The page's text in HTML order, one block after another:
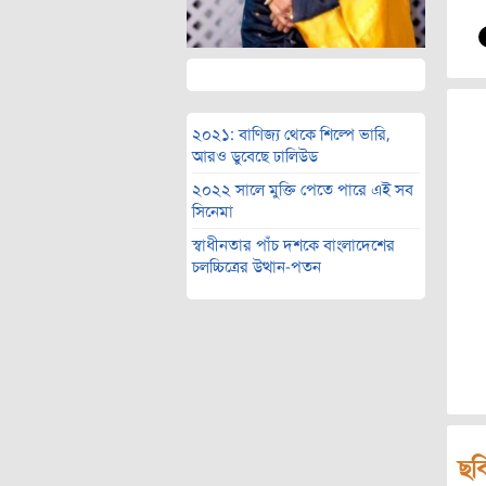
২০২১: বাণিজ্য থেকে শিল্পে ভারি,
আরও ডুবেছে ঢালিউড
২০২২ সালে মুক্তি পেতে পারে এই সব
সিনেমা
স্বাধীনতার পাঁচ দশকে বাংলাদেশের
চলচ্চিত্রের উত্থান-পতন